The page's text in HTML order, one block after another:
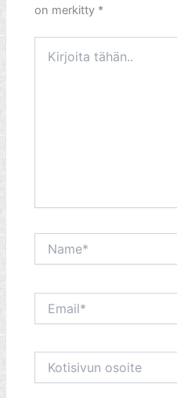
on merkitty *
tähän..
osoite